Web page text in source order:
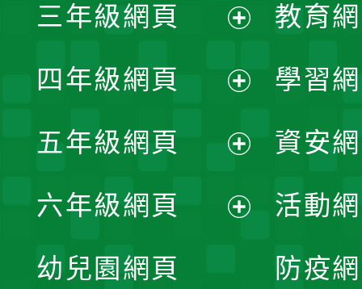
選
單
開
選
單
三年級網頁
開
選
單
四年級網頁
開
選
五年級網頁
開
六年級網頁
幼兒園網頁
教育
學習
資安
活動
防疫